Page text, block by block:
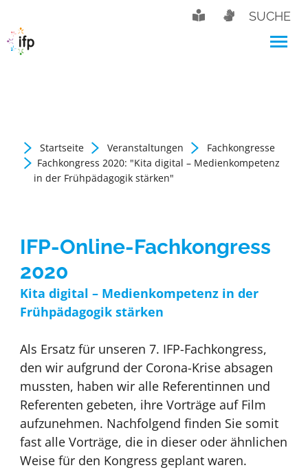
SUCHE
Startseite Veranstaltungen
Fachkongresse
Fachkongress 2020: "Kita digital – Medienkompetenz
in der Frühpädagogik stärken"
IFP-Online-Fachkongress
2020
Kita digital – Medienkompetenz in der
Frühpädagogik stärken
Als Ersatz für unseren 7. IFP-Fachkongress,
den wir aufgrund der Corona-Krise absagen
mussten, haben wir alle Referentinnen und
Referenten gebeten, ihre Vorträge auf Film
aufzunehmen. Nachfolgend finden Sie somit
fast alle Vorträge, die in dieser oder ähnlichen
Weise für den Kongress geplant waren.